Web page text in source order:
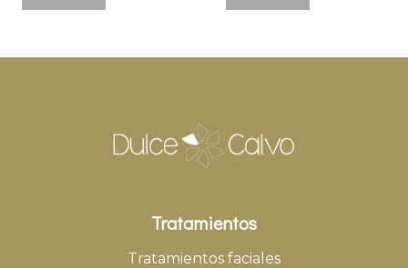
Tratamientos
Tratamientos faciales